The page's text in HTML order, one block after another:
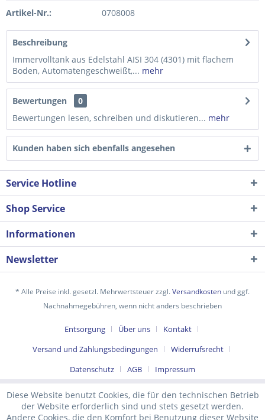
Ich habe dieDatenschutzerklärunggelesen,
verstanden und stimme zu. *
Artikel-Nr.: 0708008
Beschreibung
Immervolltank aus Edelstahl AISI 304 (4301) mit flachem
Boden, Automatengeschweißt,... mehr
Bewertungen
0
Bewertungen lesen, schreiben und diskutieren... mehr
Kunden haben sich ebenfalls angesehen
Service Hotline
Shop Service
Informationen
Newsletter
* Alle Preise inkl. gesetzl. Mehrwertsteuer zzgl.Versandkosten und ggf.
Nachnahmegebühren, wenn nicht anders beschrieben
Entsorgung Über uns
Kontakt
Versand und Zahlungsbedingungen
Widerrufsrecht
Datenschutz
AGB Impressum
Diese Website benutzt Cookies, die für den technischen Betrieb
der Website erforderlich sind und stets gesetzt werden.
Andere Cookies, die den Komfort bei Benutzung dieser Website